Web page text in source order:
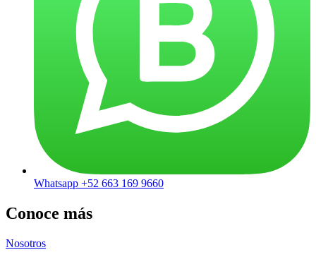
Whatsapp +52 663 169 9660
Conoce más
Nosotros